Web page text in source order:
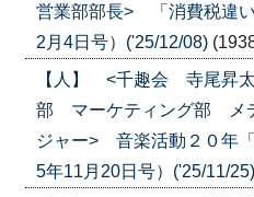
営業部部長> 「消費税違
2月4日号）('25/12/08)
【人】 <千趣会 寺尾昇
部 マーケティング部 メ
ジャー> 音楽活動２０年
5年11月20日号）('25/11/25)